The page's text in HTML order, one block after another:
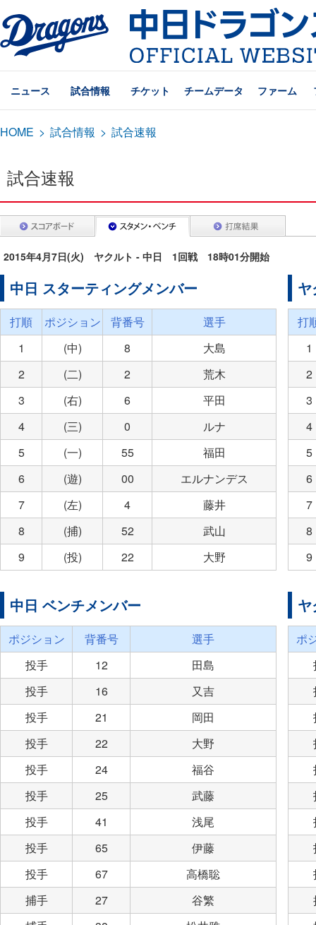
ニュース 試合情報 チケット チームデータ ファーム
HOME > 試合情報 > 試合速報
試合速報
2015年4月7日(火) ヤクルト - 中日 1回戦 18時01分開始
中日 スターティングメンバー
打順 ポジション 背番号
選手
1
(中) 8
大島
2
(二) 2
荒木
3
(右) 6
平田
4
(三) 0
ルナ
5
(一) 55
福田
6
(遊) 00
エルナンデス
7
(左) 4
藤井
8
(捕) 52
武山
9
(投) 22 大野
打
1
2
3
4
5
6
7
8
9
中日 ベンチメンバー
ポジション 背番号
選手
投手
12
田島
投手
16
又吉
投手
21
岡田
投手
22
大野
投手
24
福谷
投手
25
武藤
投手
41
浅尾
投手
65
伊藤
投手
67
高橋聡
捕手
27
谷繁
ポ